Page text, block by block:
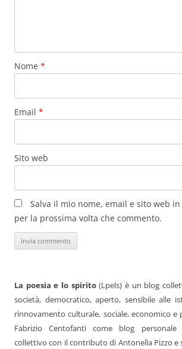
Nome *
Email *
Sito web
Salva il mio nome, email e sito web
per la prossima volta che commento.
La poesia e lo spirito(Lpels) è un blog
società, democratico, aperto, sensibile alle
rinnovamento culturale, sociale, economico e
Fabrizio Centofanti come blog
collettivo con il contributo di Antonella Pizzo